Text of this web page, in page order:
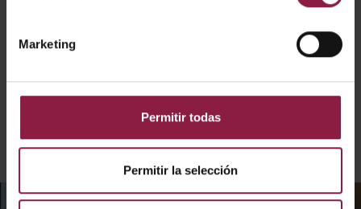
Marketing
Permitir todas
Permitir la selección
útil del LED L70 de 50.000 horas.
cuidadosamente diseñado en línea con la filosofía de
Collegiate de crear experiencias inolvidables para los
residencias. El proyector LED de superficie Unity 0 de
Ansell no solo encajó bien con la estética general de los
espacios, sino que cumplió su misión de proporcionar
espacios habitables más importantes de la residencia.